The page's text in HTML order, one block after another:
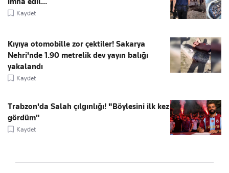
Kaydet
Kıyıya otomobille zor çektiler! Sakarya
Nehri'nde 1.90 metrelik dev yayın balığı
yakalandı
Kaydet
Trabzon'da Salah çılgınlığı! "Böylesini ilk kez
gördüm"
Kaydet